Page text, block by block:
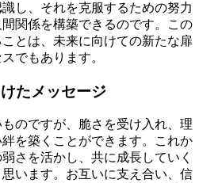
し、それを克服するための努力
関係を構築できるのです。この
とは、未来に向けての新たな扉
でもあります。
たメッセージ
のですが、脆さを受け入れ、理
を築くことができます。これか
さを活かし、共に成長していく
います。お互いに支え合い、信